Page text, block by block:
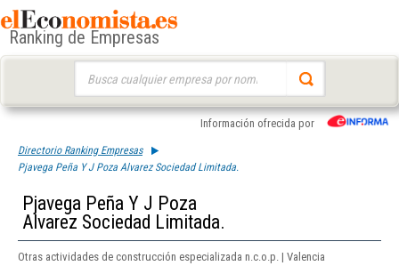
Ranking de Empresas
Información ofrecida por
Directorio Ranking Empresas
Pjavega Peña Y J Poza Alvarez Sociedad Limitada.
Pjavega Peña Y J Poza
Alvarez Sociedad Limitada.
Otras actividades de construcción especializada n.c.o.p. | Valencia